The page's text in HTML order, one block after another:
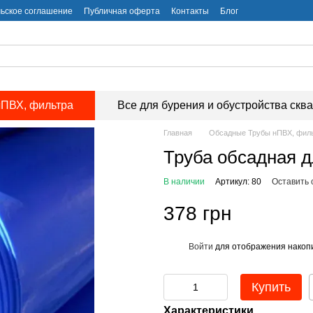
соглашение Публичная оферта Контакты Блог
фильтра Все для бурения и обустройства
Главная Обсадные Трубы нПВХ,
Труба обсадная
В наличии Артикул: 80 Оставить
378 грн
Войти для отображения
Купить
Характеристики